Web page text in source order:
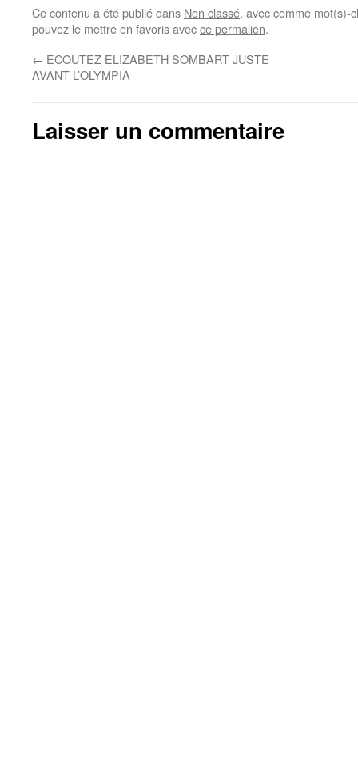
(Belgique). Programme et
inscriptions ici. Plus
d'informations…
Ce contenu a été publié dans Non classé, avec comme mot(s)-
pouvez le mettre en favoris avecce permalien.
← ECOUTEZ ELIZABETH SOMBART JUSTE
AVANT L’OLYMPIA
Laisser un commentaire